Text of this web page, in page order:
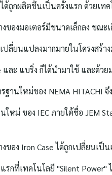
ด้ถูกผลิตขึ้นเป็นครั้งแรก ด้วยเ
งของมอเตอร์มีขนาดเล็กลง ขณะ
ปลี่ยนแปลงมากมายในโครงสร้
และ แบริ่ง ก็ได้นำมาใช้ และด้ว
ฐานใหม่ของ NEMA HITACHI
ใหม่ ของ IEC ภายใต้ชื่อ JEM
งของ Iron Case ได้ถูกเปลี่ยนเ
รกที่เทคโนโลยี "Silent